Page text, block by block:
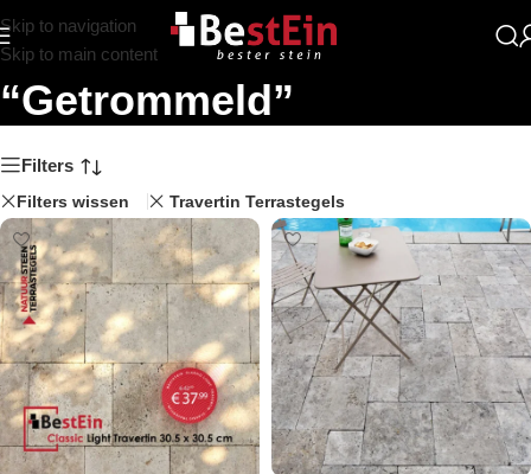
Skip to navigation
Skip to main content
Zoekresultaten:
“Getrommeld”
Filters
Filters wissen Travertin Terrastegels